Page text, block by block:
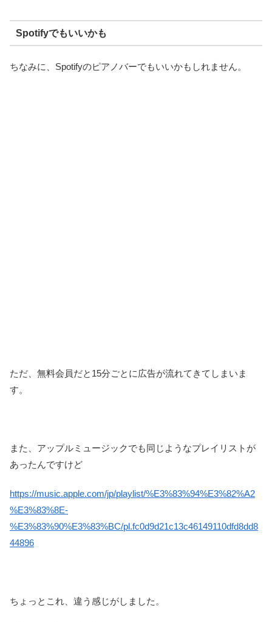
Spotifyでもいいかも
ちなみに、Spotifyのピアノバーでもいいかもしれません。
ただ、無料会員だと15分ごとに広告が流れてきてしまいま
す。
また、アップルミュージックでも同じようなプレイリストが
あったんですけど
https://music.apple.com/jp/playlist/%E3%83%94%E3%82%A2
%E3%83%8E-
%E3%83%90%E3%83%BC/pl.fc0d9d21c13c46149110dfd8dd8
44896
ちょっとこれ、違う感じがしました。